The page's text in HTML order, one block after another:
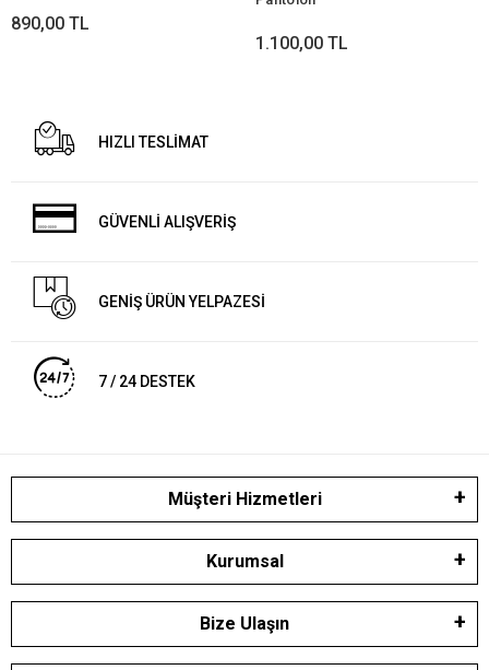
890,00 TL
1.100,00 TL
HIZLI TESLİMAT
GÜVENLİ ALIŞVERİŞ
GENİŞ ÜRÜN YELPAZESİ
7 / 24 DESTEK
Müşteri Hizmetleri
Kurumsal
Bize Ulaşın